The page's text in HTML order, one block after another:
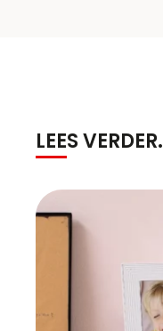
LEES